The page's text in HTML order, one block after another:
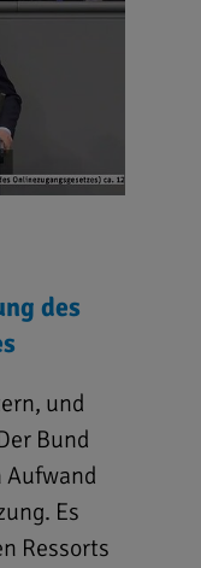
des
und
Bund
Es
Ressorts